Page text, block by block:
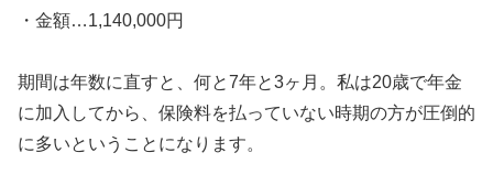
・金額…1,140,000円
期間は年数に直すと、何と7年と3ヶ月。私は20歳で年金
に加入してから、保険料を払っていない時期の方が圧倒的
に多いということになります。